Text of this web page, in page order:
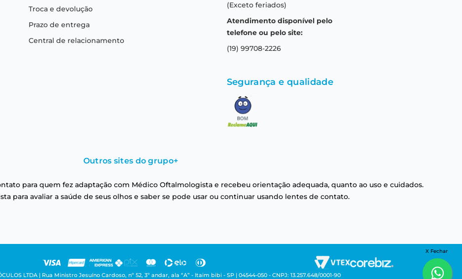
Troca e devolução
Prazo de entrega
Central de relacionamento
(Exceto feriados)
Atendimento disponível pelo
telefone ou pelo site:
(19) 99708-2226
Segurança e qualidade
Outros sites do grupo+
para quem fez adaptação com Médico Oftalmologista e recebeu orientação adequada, quanto ao uso e cuidados.
para avaliar a saúde de seus olhos e saber se pode usar ou continuar usando lentes de contato.
LTDA | Rua Ministro Jesuíno Cardoso, nº 52, 3º andar, ala “A” - Itaim bibi - SP | 04544-050 - CNPJ: 13.257.648/0001-90
X Fechar